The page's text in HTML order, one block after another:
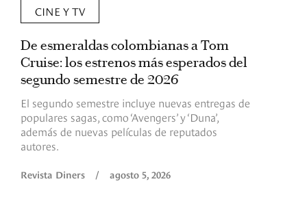
CINE Y TV
De esmeraldas colombianas a Tom
Cruise: los estrenos más esperados del
segundo semestre de 2026
El segundo semestre incluye nuevas entregas de
populares sagas, como ‘Avengers’ y ‘Duna’,
además de nuevas películas de reputados
autores.
Revista Diners / agosto 5, 2026